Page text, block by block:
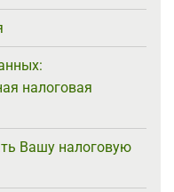
налоговая
Вашу налоговую